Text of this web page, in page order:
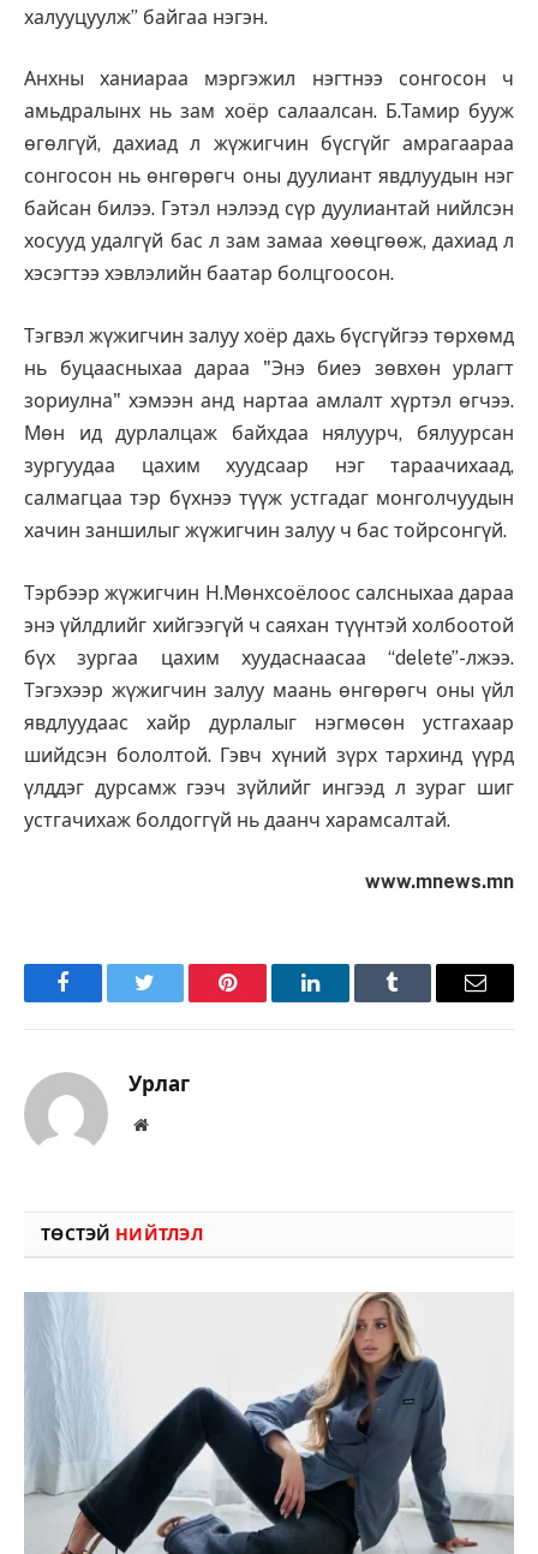
халууцуулж” байгаа нэгэн.
Анхны ханиараа мэргэжил нэгтнээ сонгосон ч
амьдралынх нь зам хоёр салаалсан. Б.Тамир бууж
өгөлгүй, дахиад л жүжигчин бүсгүйг амрагаараа
сонгосон нь өнгөрөгч оны дуулиант явдлуудын нэг
байсан билээ. Гэтэл нэлээд сүр дуулиантай нийлсэн
хосууд удалгүй бас л зам замаа хөөцгөөж, дахиад л
хэсэгтээ хэвлэлийн баатар болцгоосон.
Тэгвэл жүжигчин залуу хоёр дахь бүсгүйгээ төрхөмд
нь буцаасныхаа дараа "Энэ биеэ зөвхөн урлагт
зориулна" хэмээн анд нартаа амлалт хүртэл өгчээ.
Мөн ид дурлалцаж байхдаа нялуурч, бялуурсан
зургуудаа цахим хуудсаар нэг тараачихаад,
салмагцаа тэр бүхнээ түүж устгадаг монголчуудын
хачин заншилыг жүжигчин залуу ч бас тойрсонгүй.
Тэрбээр жүжигчин Н.Мөнхсоёлоос салсныхаа дараа
энэ үйлдлийг хийгээгүй ч саяхан түүнтэй холбоотой
бүх зургаа цахим хуудаснаасаа “delete”-лжээ.
Тэгэхээр жүжигчин залуу маань өнгөрөгч оны үйл
явдлуудаас хайр дурлалыг нэгмөсөн устгахаар
шийдсэн бололтой. Гэвч хүний зүрх тархинд үүрд
үлддэг дурсамж гээч зүйлийг ингээд л зураг шиг
устгачихаж болдоггүй нь даанч харамсалтай.
www.mnews.mn
FacebookTwitter Pinterest LinkedInTumblr Имэйл
Урлаг
Вэбсайт
ТӨСТЭЙ НИЙТЛЭЛ